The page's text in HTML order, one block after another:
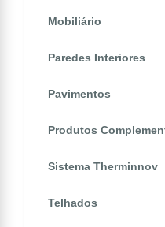
Mobiliário
Paredes Interiores
Pavimentos
Produtos
Sistema Therminnov
Telhados